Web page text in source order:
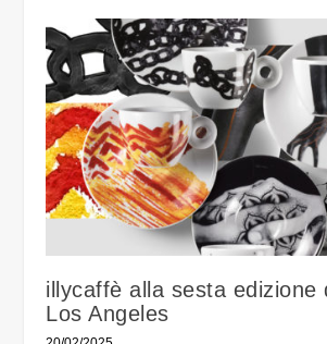
illycaffè alla sesta edizione
Los Angeles